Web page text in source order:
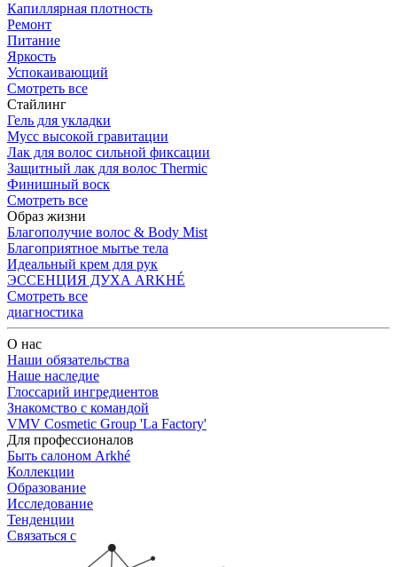
Капиллярная плотность
Ремонт
Питание
Яркость
Успокаивающий
Смотреть все
Стайлинг
Гель для укладки
Мусс высокой гравитации
Лак для волос сильной фиксации
Защитный лак для волос Thermic
Финишный воск
Смотреть все
Образ жизни
Благополучие волос & Body Mist
Благоприятное мытье тела
Идеальный крем для рук
ЭССЕНЦИЯ ДУХА ARKHÉ
Смотреть все
диагностика
О нас
Наши обязательства
Наше наследие
Глоссарий ингредиентов
Знакомство с командой
VMV Cosmetic Group 'La Factory'
Для профессионалов
Быть салоном Arkhé
Коллекции
Образование
Исследование
Тенденции
Связаться с